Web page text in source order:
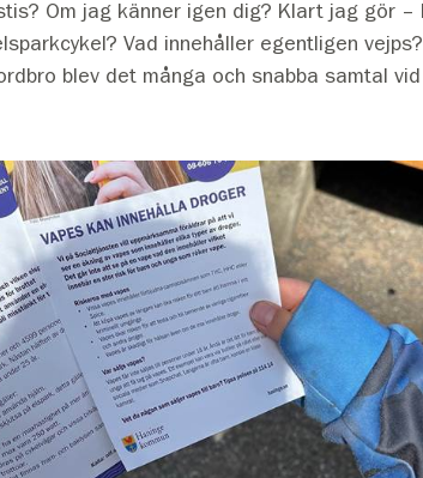
Om jag känner igen dig? Klart jag gör –
Vad innehåller egentligen
blev det många och snabba samtal vid